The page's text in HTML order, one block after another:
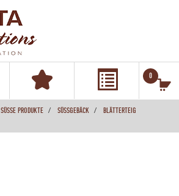
0
SÜSSE PRODUKTE SÜSSGEBÄCK
BLÄTTERTEIG